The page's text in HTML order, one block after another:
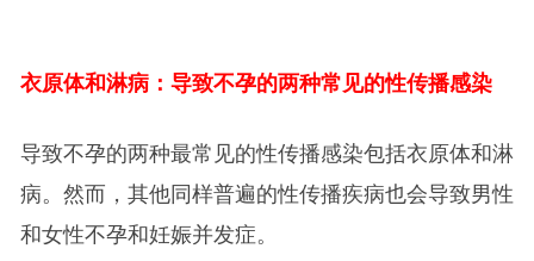
衣原体和淋病：导致不孕的两种常见的性传播感染
导致不孕的两种最常见的性传播感染包括衣原体和淋
病。然而，其他同样普遍的性传播疾病也会导致男性
和女性不孕和妊娠并发症。